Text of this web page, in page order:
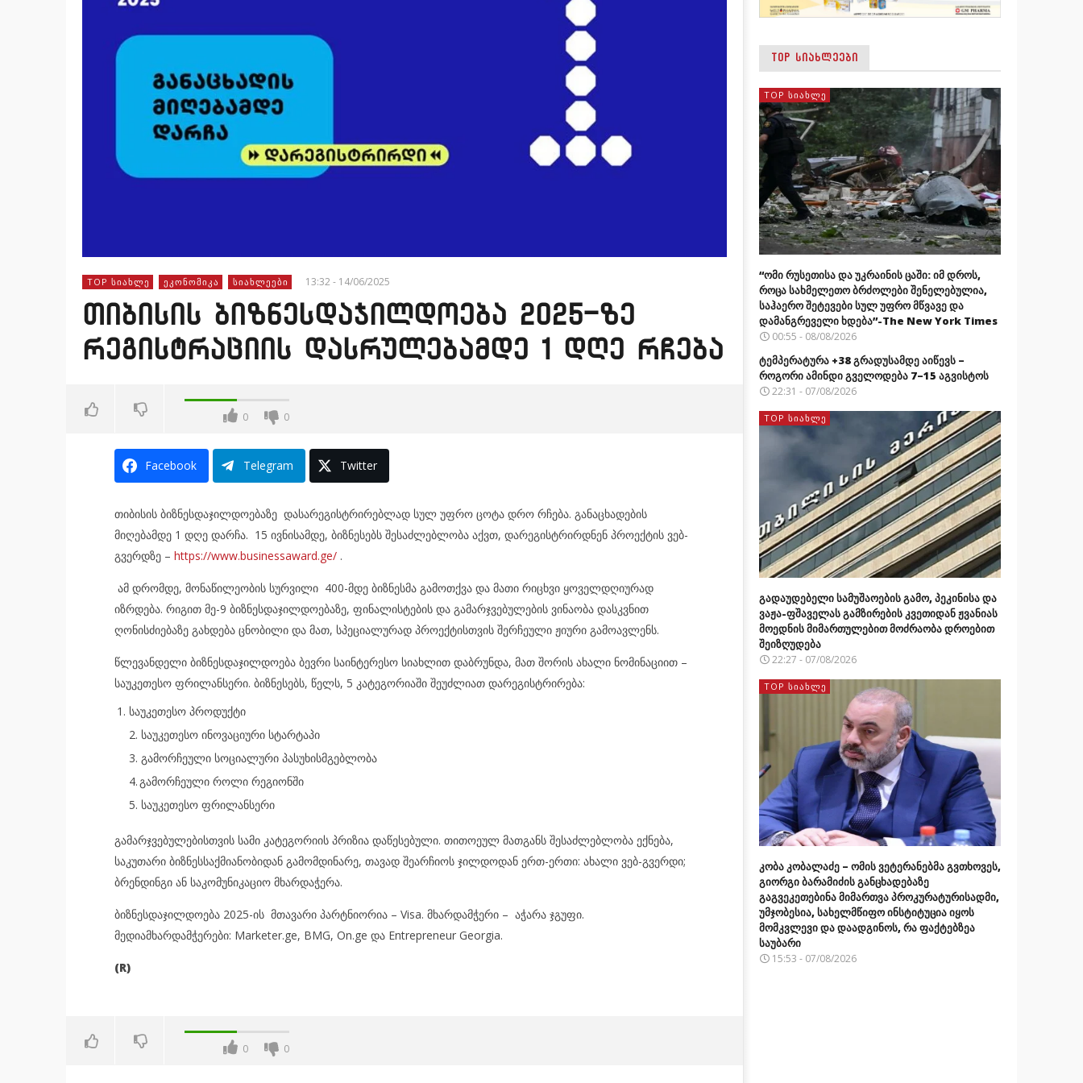
TOP ᲡᲘᲐᲮᲚᲔ ᲔᲙᲝᲜᲝᲛᲘᲙᲐ ᲡᲘᲐᲮᲚᲔᲔᲑᲘ 13:32 - 14/06/2025
თიბისის ბიზნესდაჯილდოება 2025-ზე
რეგისტრაციის დასრულებამდე 1 დღე რჩება
0 0
Facebook Telegram Twitter
თიბისის ბიზნესდაჯილდოებაზე დასარეგისტრირებლად სულ უფრო ცოტა დრო რჩება. განაცხადების
მიღებამდე 1 დღე დარჩა. 15 ივნისამდე, ბიზნესებს შესაძლებლობა აქვთ, დარეგისტრირდნენ პროექტის ვებ-
გვერდზე – https://www.businessaward.ge/.
ამ დრომდე, მონაწილეობის სურვილი 400-მდე ბიზნესმა გამოთქვა და მათი რიცხვი ყოველდღიურად
იზრდება. რიგით მე-9 ბიზნესდაჯილდოებაზე, ფინალისტების და გამარჯვებულების ვინაობა დასკვნით
ღონისძიებაზე გახდება ცნობილი და მათ, სპეციალურად პროექტისთვის შერჩეული ჟიური გამოავლენს.
წლევანდელი ბიზნესდაჯილდოება ბევრი საინტერესო სიახლით დაბრუნდა, მათ შორის ახალი ნომინაციით –
საუკეთესო ფრილანსერი. ბიზნესებს, წელს, 5 კატეგორიაში შეუძლიათ დარეგისტრირება:
საუკეთესო პროდუქტი
2. საუკეთესო ინოვაციური სტარტაპი
3. გამორჩეული სოციალური პასუხისმგებლობა
4. გამორჩეული როლი რეგიონში
5. საუკეთესო ფრილანსერი
გამარჯვებულებისთვის სამი კატეგორიის პრიზია დაწესებული. თითოეულ მათგანს შესაძლებლობა ექნება,
საკუთარი ბიზნესსაქმიანობიდან გამომდინარე, თავად შეარჩიოს ჯილდოდან ერთ-ერთი: ახალი ვებ-გვერდი;
ბრენდინგი ან საკომუნიკაციო მხარდაჭერა.
ბიზნესდაჯილდოება 2025-ის მთავარი პარტნიორია – Visa. მხარდამჭერი – აჭარა ჯგუფი.
მედიამხარდამჭერები: Marketer.ge, BMG, On.ge და Entrepreneur Georgia.
(R)
0 0
TOP ᲡᲘᲐᲮᲚᲔᲔᲑᲘ
TOP ᲡᲘᲐᲮᲚᲔ
“ომი რუსეთისა და უკრაინის ცაში: იმ დროს,
როცა სახმელეთო ბრძოლები შენელებულია,
საჰაერო შეტევები სულ უფრო მწვავე და
დამანგრეველი ხდება”-The New York Times
00:55 - 08/08/2026
ტემპერატურა +38 გრადუსამდე აიწევს –
როგორი ამინდი გველოდება 7–15 აგვისტოს
22:31 - 07/08/2026
TOP ᲡᲘᲐᲮᲚᲔ
გადაუდებელი სამუშაოების გამო, პეკინისა და
ვაჟა-ფშაველას გამზირების კვეთიდან ჟვანიას
მოედნის მიმართულებით მოძრაობა დროებით
შეიზღუდება
22:27 - 07/08/2026
TOP ᲡᲘᲐᲮᲚᲔ
კობა კობალაძე – ომის ვეტერანებმა გვთხოვეს,
გიორგი ბარამიძის განცხადებაზე
გაგვეკეთებინა მიმართვა პროკურატურისადმი,
უმჯობესია, სახელმწიფო ინსტიტუცია იყოს
მომკვლევი და დაადგინოს, რა ფაქტებზეა
საუბარი
15:53 - 07/08/2026